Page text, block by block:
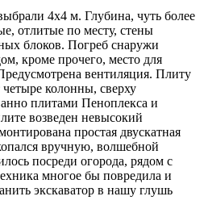
4х4 м. Глубина, чуть более
отлитые по месту, стены
блоков. Погреб снаружи
кроме прочего, место для
вентиляция. Плиту
колонны, сверху
плитами Пеноплекса и
возведен невысокий
простая двускатная
вручную, волшебной
посреди огорода, рядом с
многое бы повредила и
экскаватор в нашу глушь